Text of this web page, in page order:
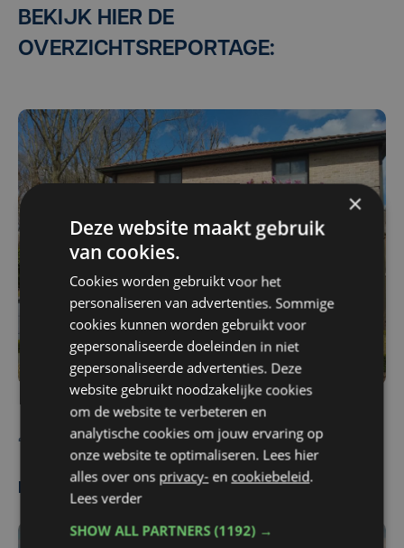
BEKIJK HIER DE
OVERZICHTSREPORTAGE:
De redactie
×
Deze website maakt gebruik
van cookies.
Cookies worden gebruikt voor het
personaliseren van advertenties. Sommige
cookies kunnen worden gebruikt voor
gepersonaliseerde doeleinden in niet
gepersonaliseerde advertenties. Deze
website gebruikt noodzakelijke cookies
om de website te verbeteren en
analytische cookies om jouw ervaring op
onze website te optimaliseren. Lees hier
alles over ons privacy- en cookiebeleid.
Lees verder
SHOW ALL PARTNERS(1192) →